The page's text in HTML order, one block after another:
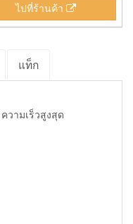
ไปที่ร้านค้า
แท็ก
วามเร็วสูงสุด